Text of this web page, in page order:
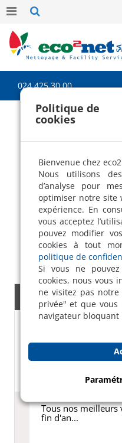
024 425 30 00
LES
Découvrez
Notre entreprise
partage avec ses
17 Dec 2019
Tous nos
fin d'an...
Politique de
cookies
Bienvenue chez
Nous utilisons
d’analyse pour
optimiser notre site
expérience. En
vous acceptez
pouvez modifier
cookies à tout
politique de
Si vous ne
cookies, nous vous
ne visitez pas
privée" et que vous
navigateur bloquant